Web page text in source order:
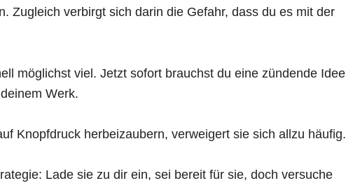
Zugleich verbirgt sich darin die Gefahr, dass du es mit der
möglichst viel. Jetzt sofort brauchst du eine zündende Idee
Werk.
Knopfdruck herbeizaubern, verweigert sie sich allzu häufig.
Lade sie zu dir ein, sei bereit für sie, doch versuche